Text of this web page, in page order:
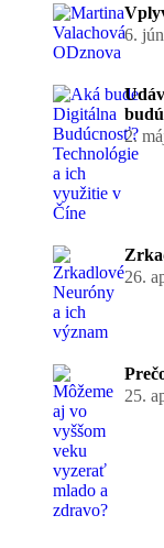
6.
2.
26.
25.